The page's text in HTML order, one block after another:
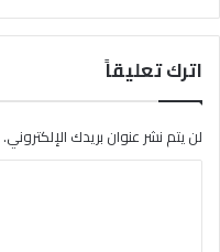
اترك تعليقاً
لن يتم نشر عنوان بريدك الإلكتروني.